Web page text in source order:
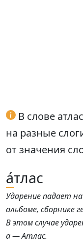
В слове
на разные
от значения
а́тлас
Ударение падает
альбоме, сборнике
В этом случае
а — Атлас.